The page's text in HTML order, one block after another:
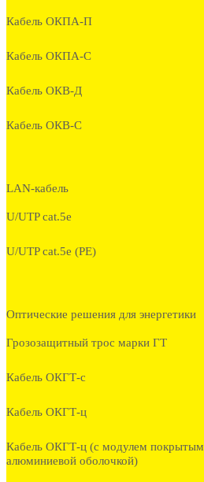
Кабель ОКПА-П
Кабель ОКПА-С
Кабель ОКВ-Д
Кабель ОКВ-С
LAN-кабель
U/UTP cat.5e
U/UTP cat.5e (PE)
Оптические решения для энергетики
Грозозащитный трос марки ГТ
Кабель ОКГТ-с
Кабель ОКГТ-ц
Кабель ОКГТ-ц (с модулем покрытым
алюминиевой оболочкой)